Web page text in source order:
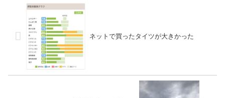
ネットで買ったタイツが大きかった